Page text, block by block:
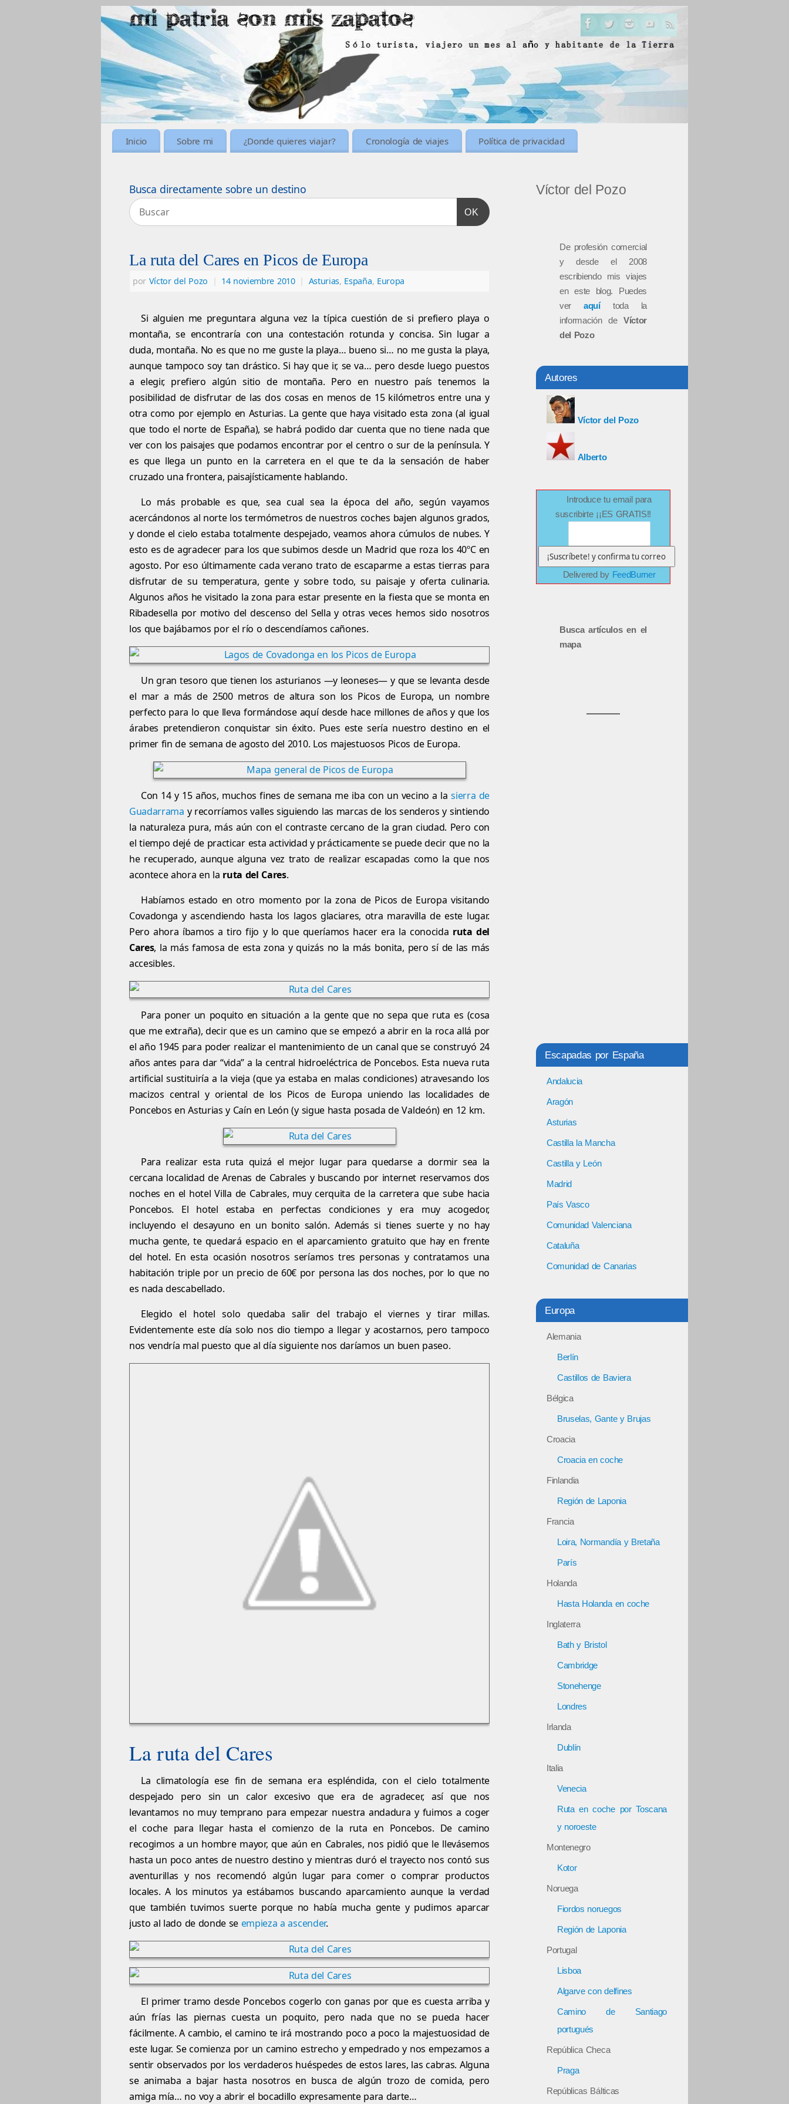
Inicio Sobre mi ¿Donde quieres viajar? Cronología de viajes Política de privacidad
Busca directamente sobre un destino
OK
La ruta del Cares en Picos de Europa
por Víctor del Pozo 14 noviembre 2010 Asturias, España, Europa
Si alguien me preguntara alguna vez la típica cuestión de si prefiero playa o
montaña, se encontraría con una contestación rotunda y concisa. Sin lugar a
duda, montaña. No es que no me guste la playa… bueno si… no me gusta la playa,
aunque tampoco soy tan drástico. Si hay que ir, se va… pero desde luego puestos
a elegir, prefiero algún sitio de montaña. Pero en nuestro país tenemos la
posibilidad de disfrutar de las dos cosas en menos de 15 kilómetros entre una y
otra como por ejemplo en Asturias. La gente que haya visitado esta zona (al igual
que todo el norte de España), se habrá podido dar cuenta que no tiene nada que
ver con los paisajes que podamos encontrar por el centro o sur de la península. Y
es que llega un punto en la carretera en el que te da la sensación de haber
cruzado una frontera, paisajísticamente hablando.
Lo más probable es que, sea cual sea la época del año, según vayamos
acercándonos al norte los termómetros de nuestros coches bajen algunos grados,
y donde el cielo estaba totalmente despejado, veamos ahora cúmulos de nubes. Y
esto es de agradecer para los que subimos desde un Madrid que roza los 40ºC en
agosto. Por eso últimamente cada verano trato de escaparme a estas tierras para
disfrutar de su temperatura, gente y sobre todo, su paisaje y oferta culinaria.
Algunos años he visitado la zona para estar presente en la fiesta que se monta en
Ribadesella por motivo del descenso del Sella y otras veces hemos sido nosotros
los que bajábamos por el río o descendíamos cañones.
Un gran tesoro que tienen los asturianos —y leoneses— y que se levanta desde
el mar a más de 2500 metros de altura son los Picos de Europa, un nombre
perfecto para lo que lleva formándose aquí desde hace millones de años y que los
árabes pretendieron conquistar sin éxito. Pues este sería nuestro destino en el
primer fin de semana de agosto del 2010. Los majestuosos Picos de Europa.
Con 14 y 15 años, muchos fines de semana me iba con un vecino a lasierra de
Guadarrama y recorríamos valles siguiendo las marcas de los senderos y sintiendo
la naturaleza pura, más aún con el contraste cercano de la gran ciudad. Pero con
el tiempo dejé de practicar esta actividad y prácticamente se puede decir que no la
he recuperado, aunque alguna vez trato de realizar escapadas como la que nos
acontece ahora en la ruta del Cares.
Habíamos estado en otro momento por la zona de Picos de Europa visitando
Covadonga y ascendiendo hasta los lagos glaciares, otra maravilla de este lugar.
Pero ahora íbamos a tiro fijo y lo que queríamos hacer era la conocida ruta del
Cares, la más famosa de esta zona y quizás no la más bonita, pero sí de las más
accesibles.
Para poner un poquito en situación a la gente que no sepa que ruta es (cosa
que me extraña), decir que es un camino que se empezó a abrir en la roca allá por
el año 1945 para poder realizar el mantenimiento de un canal que se construyó 24
años antes para dar “vida” a la central hidroeléctrica de Poncebos. Esta nueva ruta
artificial sustituiría a la vieja (que ya estaba en malas condiciones) atravesando los
macizos central y oriental de los Picos de Europa uniendo las localidades de
Poncebos en Asturias y Caín en León (y sigue hasta posada de Valdeón) en 12 km.
Para realizar esta ruta quizá el mejor lugar para quedarse a dormir sea la
cercana localidad de Arenas de Cabrales y buscando por internet reservamos dos
noches en el hotel Villa de Cabrales, muy cerquita de la carretera que sube hacia
Poncebos. El hotel estaba en perfectas condiciones y era muy acogedor,
incluyendo el desayuno en un bonito salón. Además si tienes suerte y no hay
mucha gente, te quedará espacio en el aparcamiento gratuito que hay en frente
del hotel. En esta ocasión nosotros seríamos tres personas y contratamos una
habitación triple por un precio de 60€ por persona las dos noches, por lo que no
es nada descabellado.
Elegido el hotel solo quedaba salir del trabajo el viernes y tirar millas.
Evidentemente este día solo nos dio tiempo a llegar y acostarnos, pero tampoco
nos vendría mal puesto que al día siguiente nos daríamos un buen paseo.
La ruta del Cares
La climatología ese fin de semana era espléndida, con el cielo totalmente
despejado pero sin un calor excesivo que era de agradecer, así que nos
levantamos no muy temprano para empezar nuestra andadura y fuimos a coger
el coche para llegar hasta el comienzo de la ruta en Poncebos. De camino
recogimos a un hombre mayor, que aún en Cabrales, nos pidió que le llevásemos
hasta un poco antes de nuestro destino y mientras duró el trayecto nos contó sus
aventurillas y nos recomendó algún lugar para comer o comprar productos
locales. A los minutos ya estábamos buscando aparcamiento aunque la verdad
que también tuvimos suerte porque no había mucha gente y pudimos aparcar
justo al lado de donde se empieza a ascender.
El primer tramo desde Poncebos cogerlo con ganas por que es cuesta arriba y
aún frías las piernas cuesta un poquito, pero nada que no se pueda hacer
fácilmente. A cambio, el camino te irá mostrando poco a poco la majestuosidad de
este lugar. Se comienza por un camino estrecho y empedrado y nos empezamos a
sentir observados por los verdaderos huéspedes de estos lares, las cabras. Alguna
se animaba a bajar hasta nosotros en busca de algún trozo de comida, pero
amiga mía… no voy a abrir el bocadillo expresamente para darte…
Víctor del Pozo
De profesión comercial
y desde el 2008
escribiendo mis viajes
en este blog. Puedes
veraquítoda la
información de Víctor
del Pozo
Autores
Víctor del Pozo
Alberto
Introduce tu email para
suscribirte ¡¡ES GRATIS!!
Delivered by FeedBurner
Busca artículos en el
mapa
Escapadas por España
Andalucia
Aragón
Asturias
Castilla la Mancha
Castilla y León
Madrid
País Vasco
Comunidad Valenciana
Cataluña
Comunidad de Canarias
Europa
Alemania
Berlín
Castillos de Baviera
Bélgica
Bruselas, Gante y Brujas
Croacia
Croacia en coche
Finlandia
Región de Laponia
Francia
Loira, Normandía y Bretaña
París
Holanda
Hasta Holanda en coche
Inglaterra
Bath y Bristol
Cambridge
Stonehenge
Londres
Irlanda
Dublín
Italia
Venecia
Ruta en coche por Toscana
y noroeste
Montenegro
Kotor
Noruega
Fiordos noruegos
Región de Laponia
Portugal
Lisboa
Algarve con delfines
Camino de Santiago
portugués
República Checa
Praga
Repúblicas Bálticas